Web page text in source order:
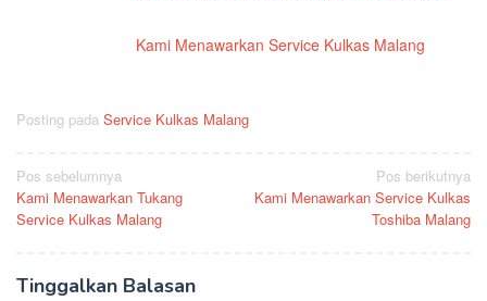
Kami Menawarkan Service Kulkas Malang
Posting pada Service Kulkas Malang
Navigasi
pos
Pos sebelumnya
Kami Menawarkan Tukang
Service Kulkas Malang
Pos berikutnya
Kami Menawarkan Service Kulkas
Toshiba Malang
Tinggalkan Balasan